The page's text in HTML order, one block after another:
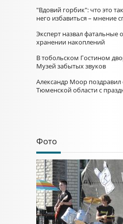
"Вдовий горбик": что это
него избавиться – мнение
Эксперт назвал
хранении накоплений
В тобольском Гостином
Музей забытых звуков
Александр Моор поздравил
Тюменской области с
Фото